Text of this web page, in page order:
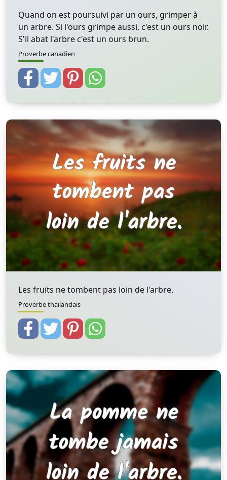
Quand on est poursuivi par un ours, grimper à
un arbre. Si l'ours grimpe aussi, c'est un ours noir.
S'il abat l'arbre c'est un ours brun.
Proverbe canadien
Les fruits ne tombent pas loin de l'arbre.
Proverbe thailandais